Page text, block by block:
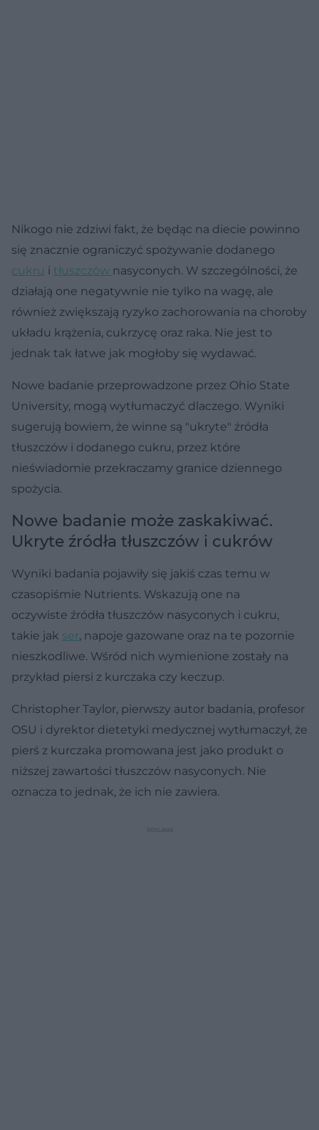
Nikogo nie zdziwi fakt, że będąc na diecie powinno
się znacznie ograniczyć spożywanie dodanego
cukru i tłuszczów nasyconych. W szczególności, że
działają one negatywnie nie tylko na wagę, ale
również zwiększają ryzyko zachorowania na choroby
układu krążenia, cukrzycę oraz raka. Nie jest to
jednak tak łatwe jak mogłoby się wydawać.
Nowe badanie przeprowadzone przez Ohio State
University, mogą wytłumaczyć dlaczego. Wyniki
sugerują bowiem, że winne są "ukryte" źródła
tłuszczów i dodanego cukru, przez które
nieświadomie przekraczamy granice dziennego
spożycia.
Nowe badanie może zaskakiwać.
Ukryte źródła tłuszczów i cukrów
Wyniki badania pojawiły się jakiś czas temu w
czasopiśmie Nutrients. Wskazują one na
oczywiste źródła tłuszczów nasyconych i cukru,
takie jak ser, napoje gazowane oraz na te pozornie
nieszkodliwe. Wśród nich wymienione zostały na
przykład piersi z kurczaka czy keczup.
Christopher Taylor, pierwszy autor badania, profesor
OSU i dyrektor dietetyki medycznej wytłumaczył, że
pierś z kurczaka promowana jest jako produkt o
niższej zawartości tłuszczów nasyconych. Nie
oznacza to jednak, że ich nie zawiera.